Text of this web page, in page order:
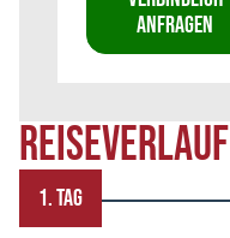
REISEVERLAUF
1. TAG
ANFRAGEN